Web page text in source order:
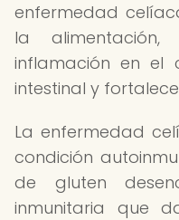
enfermedad
la
inflamación en el
intestinal y
La enfermedad
condición
de gluten
inmunitaria que